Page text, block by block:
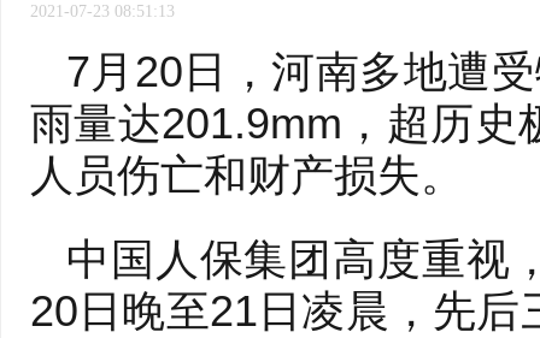
2021-07-23 08:51:13
7月20日，河南多地遭
雨量达201.9mm，超历
人员伤亡和财产损失。
中国人保集团高度重视
20日晚至21日凌晨，先